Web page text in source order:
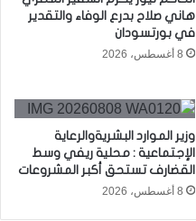
هاني صلاح بدرع الوفاء والتقدير
في بورتسودان
8 أغسطس، 2026
وزير الموارد البشريةوالرعاية
الإجتماعية : محلية ريفي وسط
القضارف تستحق أكبر المشروعات
8 أغسطس، 2026